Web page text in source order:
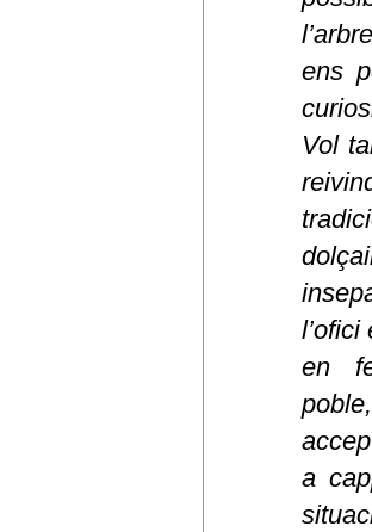
ens
Vol
en
a